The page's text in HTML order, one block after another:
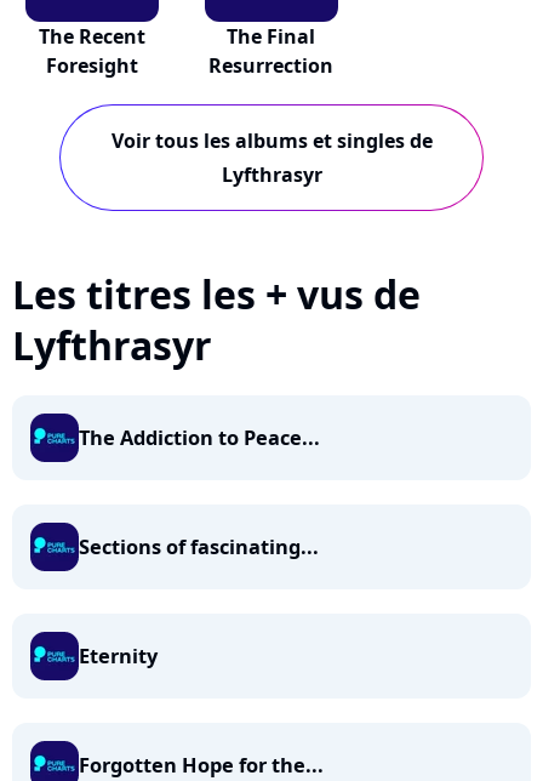
The Recent
Foresight
The Final
Resurrection
Voir tous les albums et singles de
Lyfthrasyr
Les titres les + vus de
Lyfthrasyr
The Addiction to Peace...
Sections of fascinating...
Eternity
Forgotten Hope for the...